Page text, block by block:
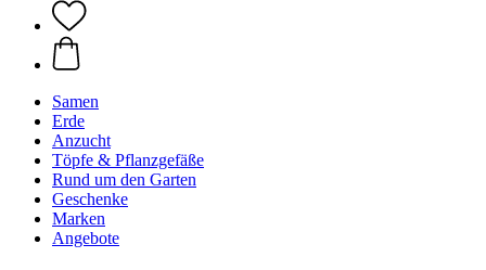
Samen
Erde
Anzucht
Töpfe & Pflanzgefäße
Rund um den Garten
Geschenke
Marken
Angebote